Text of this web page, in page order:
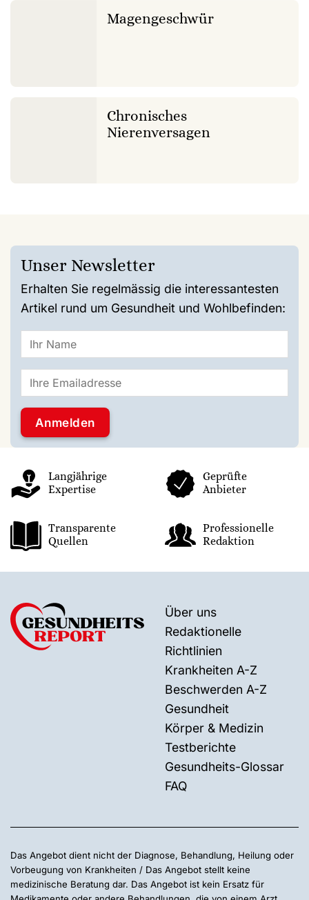
Magengeschwür
Chronisches
Nierenversagen
Unser Newsletter
Erhalten Sie regelmässig die interessantesten
Artikel rund um Gesundheit und Wohlbefinden:
Langjährige
Expertise
Geprüfte
Anbieter
Transparente
Quellen
Professionelle
Redaktion
Über uns
Redaktionelle
Richtlinien
Krankheiten A-Z
Beschwerden A-Z
Gesundheit
Körper & Medizin
Testberichte
Gesundheits-Glossar
FAQ
Das Angebot dient nicht der Diagnose, Behandlung, Heilung oder
Vorbeugung von Krankheiten / Das Angebot stellt keine
medizinische Beratung dar. Das Angebot ist kein Ersatz für